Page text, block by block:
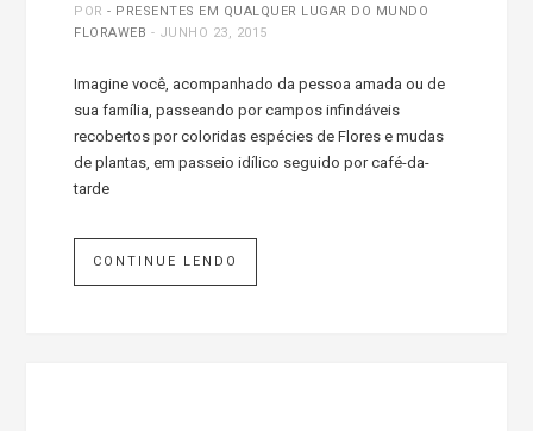
POR- PRESENTES EM QUALQUER LUGAR DO MUNDO
FLORAWEB - JUNHO 23, 2015
Imagine você, acompanhado da pessoa amada ou de
sua família, passeando por campos infindáveis
recobertos por coloridas espécies de Flores e mudas
de plantas, em passeio idílico seguido por café-da-
tarde
CONTINUE LENDO